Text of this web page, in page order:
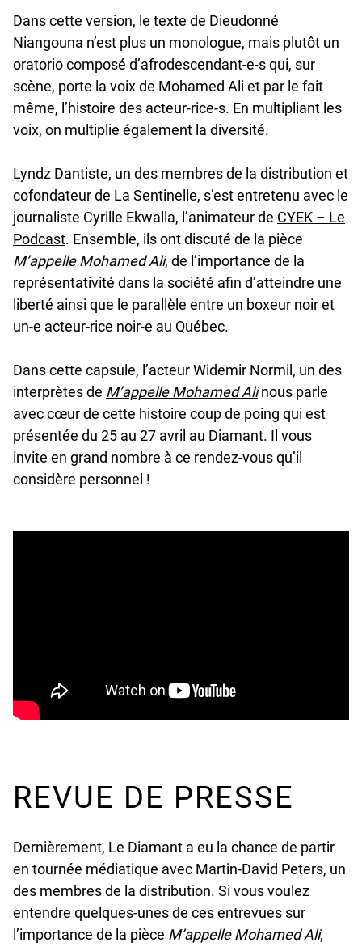
Dans cette version, le texte de Dieudonné
Niangouna n’est plus un monologue, mais plutôt un
oratorio composé d’afrodescendant-e-s qui, sur
scène, porte la voix de Mohamed Ali et par le fait
même, l’histoire des acteur-rice-s. En multipliant les
voix, on multiplie également la diversité.
Lyndz Dantiste, un des membres de la distribution et
cofondateur de La Sentinelle, s’est entretenu avec le
journaliste Cyrille Ekwalla, l’animateur de CYEK – Le
Podcastundefined
. Ensemble, ils ont discuté de la pièce
M’appelle Mohamed Ali, de l’importance de la
représentativité dans la société afin d’atteindre une
liberté ainsi que le parallèle entre un boxeur noir et
un-e acteur-rice noir-e au Québec.
Dans cette capsule, l’acteur Widemir Normil, un des
interprètes de M’appelle Mohamed Alinous parle
avec cœur de cette histoire coup de poing qui est
présentée du 25 au 27 avril au Diamant. Il vous
invite en grand nombre à ce rendez-vous qu’il
considère personnel !
REVUE DE PRESSE
Dernièrement, Le Diamant a eu la chance de partir
en tournée médiatique avec Martin-David Peters, un
des membres de la distribution. Si vous voulez
entendre quelques-unes de ces entrevues sur
l’importance de la pièce M’appelle Mohamed Ali,